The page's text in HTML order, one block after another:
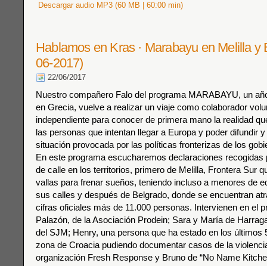
Descargar audio MP3 (60 MB | 60:00 min)
Hablamos en Kras · Marabayu en Melilla y
06-2017)
22/06/2017
Nuestro compañero Falo del programa MARABAYU, un
en Grecia, vuelve a realizar un viaje como colaborador
independiente para conocer de primera mano la realidad
las personas que intentan llegar a Europa y poder difundir
situación provocada por las políticas fronterizas de los
En este programa escucharemos declaraciones recogidas
de calle en los territorios, primero de Melilla, Frontera Sur
vallas para frenar sueños, teniendo incluso a menores de
sus calles y después de Belgrado, donde se encuentran
cifras oficiales más de 11.000 personas. Intervienen en el
Palazón, de la Asociación Prodein; Sara y María de
del SJM; Henry, una persona que ha estado en los últimos
zona de Croacia pudiendo documentar casos de la
organización Fresh Response y Bruno de “No Name